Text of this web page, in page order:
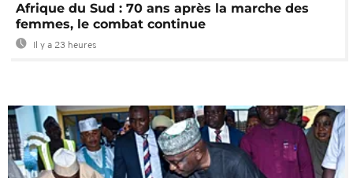
Afrique du Sud : 70 ans après la marche des
femmes, le combat continue
Il y a 23 heures